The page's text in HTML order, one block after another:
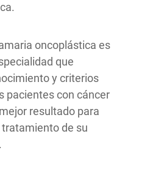
oncoplástica es
que
y criterios
pacientes con cáncer
resultado para
de su